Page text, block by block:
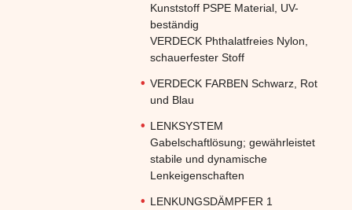
Kunststoff PSPE Material, UV-
beständig
VERDECK Phthalatfreies Nylon,
schauerfester Stoff
VERDECK FARBEN Schwarz, Rot
und Blau
LENKSYSTEM
Gabelschaftlösung; gewährleistet
stabile und dynamische
Lenkeigenschaften
LENKUNGSDÄMPFER 1